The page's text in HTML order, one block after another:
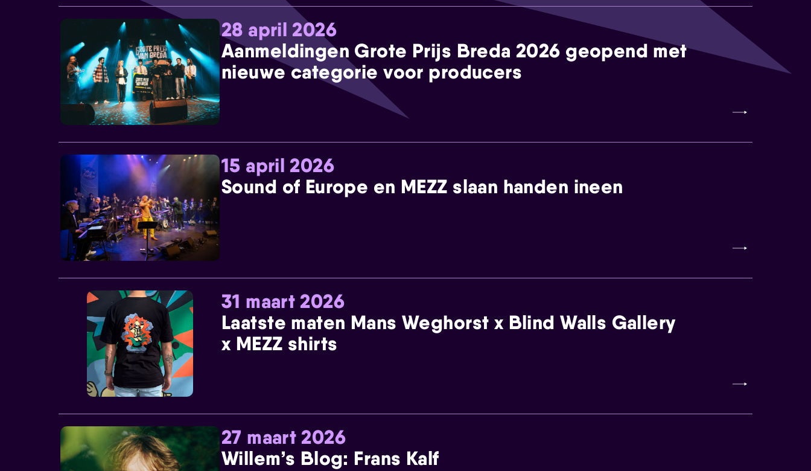
28 april 2026
Aanmeldingen Grote Prijs Breda 2026 geopend met
nieuwe categorie voor producers
15 april 2026
Sound of Europe en MEZZ slaan handen ineen
31 maart 2026
Laatste maten Mans Weghorst x Blind Walls Gallery
x MEZZ shirts
27 maart 2026
Willem’s Blog: Frans Kalf